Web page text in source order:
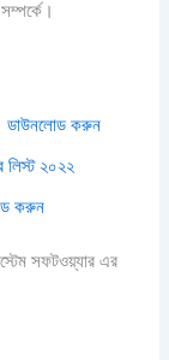
| ডাউনলোড করুন
লিস্ট ২০২২
করুন
সফটওয়্যার এর